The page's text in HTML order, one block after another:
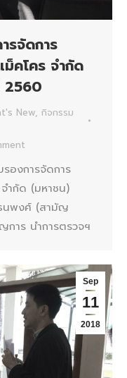
รจัดการ
คโคร จำกัด
2560
New, กิจกรรม
องการจัดการ
ำกัด (มหาชน)
นพงศ์ (สามัญ
การ นำการตรวจฯ
Sep
11
2018